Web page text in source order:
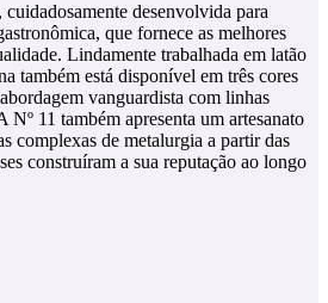
desenvolvida para
que fornece as melhores
Lindamente trabalhada em latão
também está disponível em três cores
vanguardista com linhas
Nº 11 também apresenta um artesanato
complexas de metalurgia a partir das
construíram a sua reputação ao longo